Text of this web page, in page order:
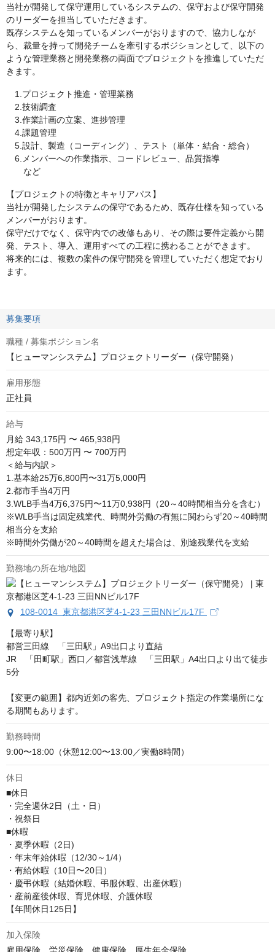
当社が開発して保守運用しているシステムの、保守および保守開発
のリーダーを担当していただきます。
既存システムを知っているメンバーがおりますので、協力しなが
ら、裁量を持って開発チームを牽引するポジションとして、以下の
ような管理業務と開発業務の両面でプロジェクトを推進していただ
きます。
1.プロジェクト推進・管理業務
2.技術調査
3.作業計画の立案、進捗管理
4.課題管理
5.設計、製造（コーディング）、テスト（単体・結合・総合）
6.メンバーへの作業指示、コードレビュー、品質指導
など
【プロジェクトの特徴とキャリアパス】
当社が開発したシステムの保守であるため、既存仕様を知っている
メンバーがおります。
保守だけでなく、保守内での改修もあり、その際は要件定義から開
発、テスト、導入、運用すべての工程に携わることができます。
将来的には、複数の案件の保守開発を管理していただく想定でおり
ます。
募集要項
職種 / 募集ポジション名
【ヒューマンシステム】プロジェクトリーダー（保守開発）
雇用形態
正社員
給与
月給 343,175円 〜 465,938円
想定年収：500万円 〜 700万円
＜給与内訳＞
1.基本給25万6,800円〜31万5,000円
2.都市手当4万円
3.WLB手当4万6,375円〜11万0,938円（20～40時間相当分を含む）
※WLB手当は固定残業代、時間外労働の有無に関わらず20～40時間
相当分を支給
※時間外労働が20～40時間を超えた場合は、別途残業代を支給
勤務地の所在地/地図
108-0014 東京都港区芝4-1-23 三田NNビル17F
【最寄り駅】
都営三田線　「三田駅」A9出口より直結
JR　「田町駅」西口／都営浅草線　「三田駅」A4出口より出て徒歩
5分
【変更の範囲】都内近郊の客先、プロジェクト指定の作業場所にな
る期間もあります。
勤務時間
9:00〜18:00（休憩12:00〜13:00／実働8時間）
休日
■休日
・完全週休2日（土・日）
・祝祭日
■休暇
・夏季休暇（2日)
・年末年始休暇（12/30～1/4）
・有給休暇（10日〜20日）
・慶弔休暇（結婚休暇、弔服休暇、出産休暇）
・産前産後休暇、育児休暇、介護休暇
【年間休日125日】
加入保険